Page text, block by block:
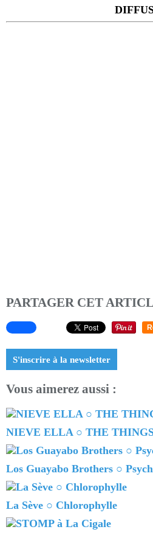
PARTAGER CET
S'inscrire à la newsletter
Vous aimerez aussi :
NIEVE ELLA ○ THE
Los Guayabo Brothers ○
La Sève ○ Chlorophylle